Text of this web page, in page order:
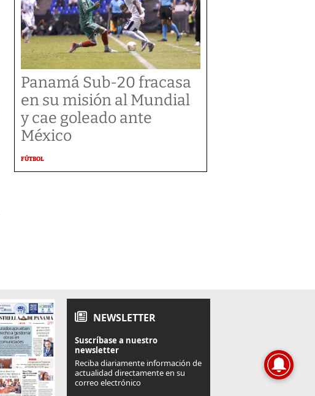
Panamá Sub-20 fracasa
en su misión al Mundial
y cae goleado ante
México
FÚTBOL
NEWSLETTER
Suscríbase a nuestro
newsletter
Reciba diariamente información de
actualidad directamente en su
correo electrónico